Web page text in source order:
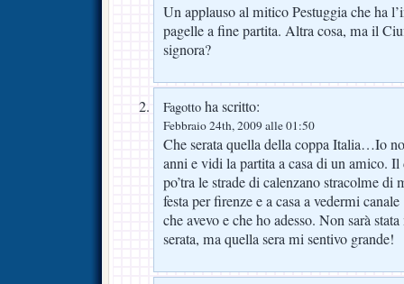
Un applauso al mitico Pestuggia che ha
pagelle a fine partita. Altra cosa, ma il
signora?
Fagotto ha scritto:
Febbraio 24th, 2009 alle 01:50
Che serata quella della coppa Italia…Io
anni e vidi la partita a casa di un amico. Il
po’tra le strade di calenzano stracolme di
festa per firenze e a casa a vedermi
che avevo e che ho adesso. Non sarà
serata, ma quella sera mi sentivo grande!